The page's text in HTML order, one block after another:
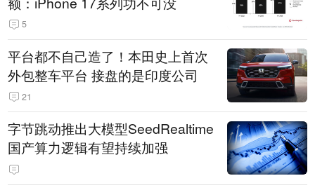
5
平台都不自己造了！本田史上首次
外包整车平台 接盘的是印度公司
21
字节跳动推出大模型SeedRealtime
国产算力逻辑有望持续加强